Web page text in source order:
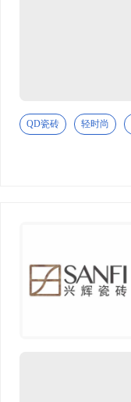
QD瓷砖 轻时尚